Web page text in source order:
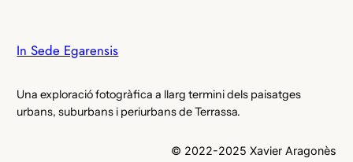
In Sede Egarensis
Una exploració fotogràfica a llarg termini dels paisatges
urbans, suburbans i periurbans de Terrassa.
© 2022-2025 Xavier Aragonès